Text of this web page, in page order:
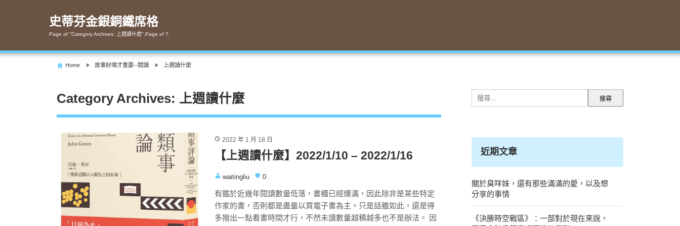
史蒂芬金銀銅鐵席格
Page of "Category Archives: 上週讀什麼".Page of 7.
Home 故事好壞才重要--閱讀 上週讀什麼
Category Archives: 上週讀什麼
2022 年 1 月 18 日
【上週讀什麼】2022/1/10 – 2022/1/16
waitingliu 0
有鑑於近幾年閱讀數量低落，書櫃已經爆滿，因此除非是某些特定
作家的書，否則都是盡量以買電子書為主。只是話雖如此，還是得
多撥出一點看書時間才行，不然未讀數量越積越多也不是辦法。 因
搜
尋
字:
近期文章
關於臭咩妹，還有那些滿滿的愛，以及想
分享的事情
《決勝時空戰區》：一部對於現在來說，